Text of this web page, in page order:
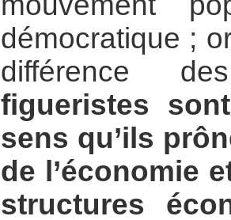
démocratique ;
différence
figueristes
sens qu’ils
de l’économie
structures